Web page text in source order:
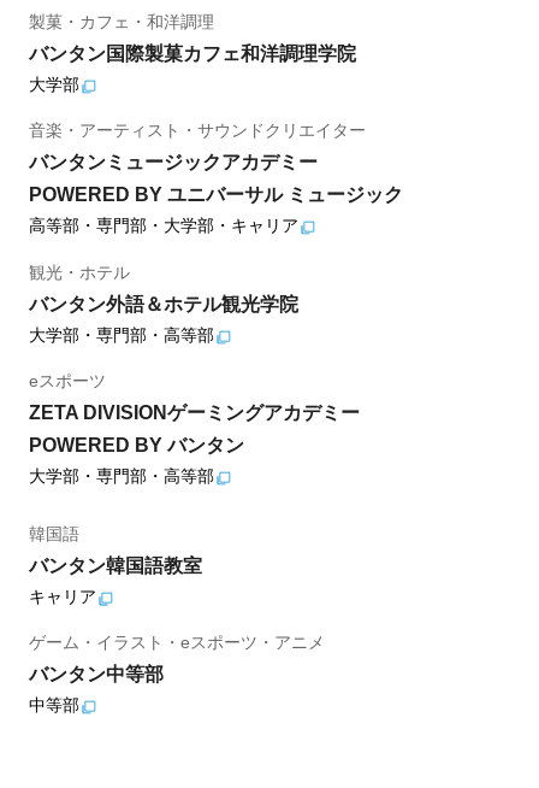
製菓・カフェ・和洋調理
バンタン国際製菓カフェ和洋調理学院
大学部
音楽・アーティスト・サウンドクリエイター
バンタンミュージックアカデミー
POWERED BY ユニバーサル ミュージック
高等部・専門部・大学部・キャリア
観光・ホテル
バンタン外語＆ホテル観光学院
大学部・専門部・高等部
eスポーツ
ZETA DIVISIONゲーミングアカデミー
POWERED BY バンタン
大学部・専門部・高等部
韓国語
バンタン韓国語教室
キャリア
ゲーム・イラスト・eスポーツ・アニメ
バンタン中等部
中等部